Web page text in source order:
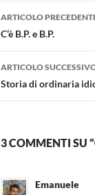
articolo
ARTICOLO
C’è B.P. e B.P.
ARTICOLO
Storia di ordinaria
3 COMMENTI SU
Emanuele